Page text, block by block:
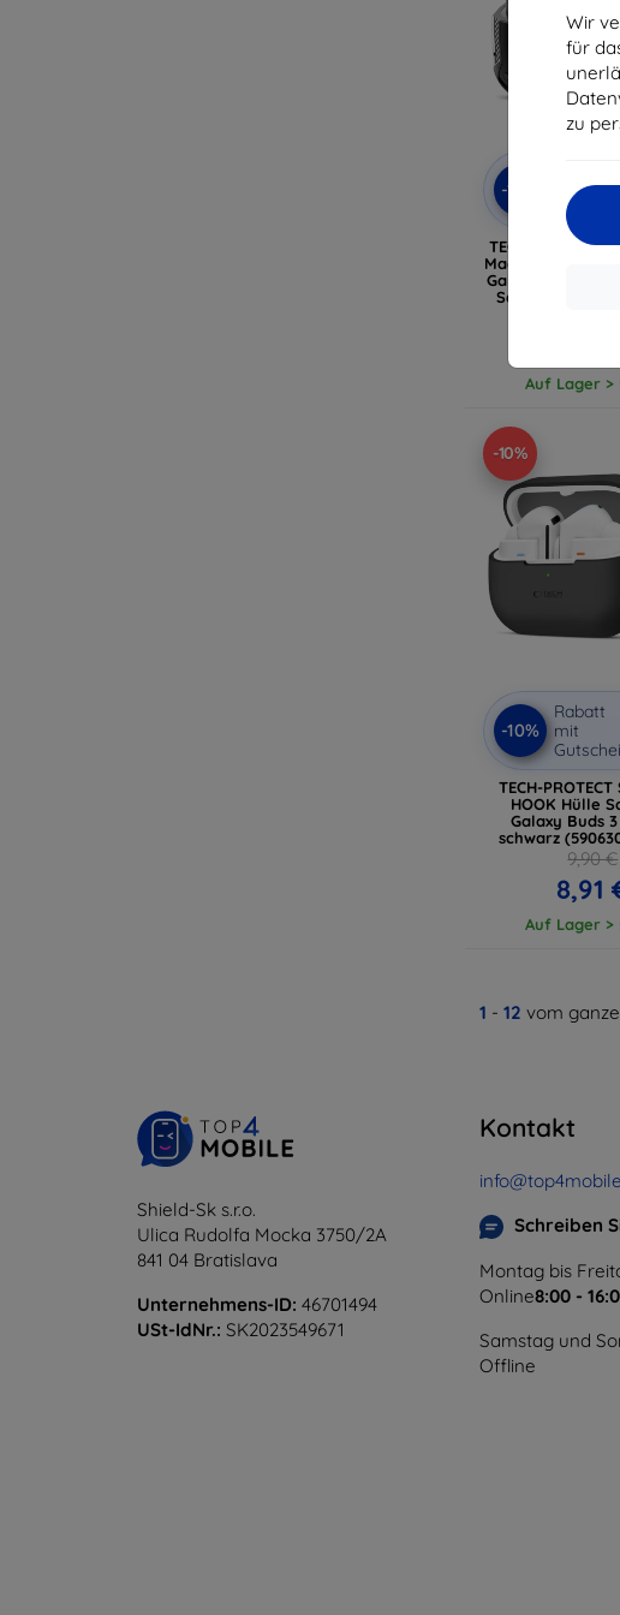
Wir
für
zu
-10%
mit
Gutschein
TECH-PROTECT
MagSafe Hülle
Galaxy Buds 3 / 3
Schwarz
Auf Lager >
-10%
-10%
Rabatt
mit
TECH-PROTECT
HOOK Hülle
Galaxy Buds
schwarz
9,90 €
8,91
Auf Lager >
1 - 12 vom
Shield-Sk s.r.o.
Ulica Rudolfa Mocka 3750/2A
841 04 Bratislava
Unternehmens-ID: 46701494
USt-IdNr.: SK2023549671
Kontakt
Schreiben
Montag bis
Online8:00 -
Samstag und
Offline